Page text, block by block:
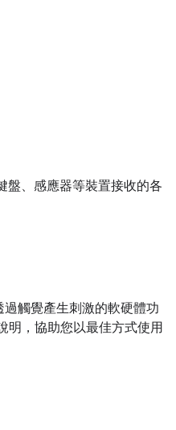
盤、感應器等裝置接收的各
觸覺產生刺激的軟硬體功
明，協助您以最佳方式使用